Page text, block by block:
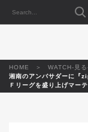
HOME
WATCH-見る
湘南のアンバサダーに『
Ｆリーグを盛り上げマーテ